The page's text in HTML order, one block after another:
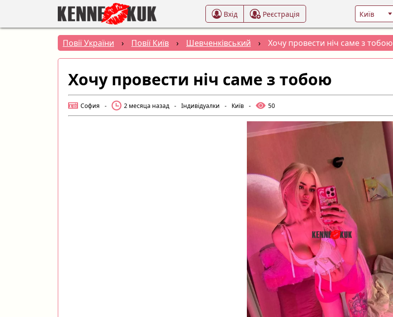
Вхід Реєстрація
Повії України › Повії Київ › Шевченківський › Хочу провести ніч саме з тобою
Хочу провести ніч саме з тобою
София - 2 месяца назад - Індивідуалки - Київ - 50